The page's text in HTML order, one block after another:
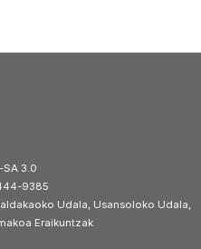
3.0
9385
Udala, Usansoloko Udala,
Eraikuntzak